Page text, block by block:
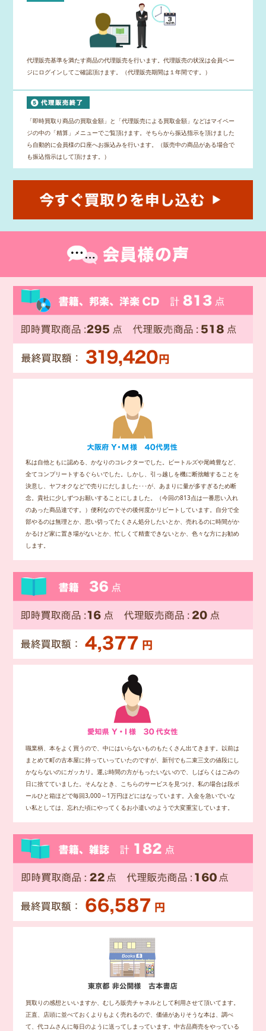
代理販売基準を満たす商品の代理販売を行います。代理販売の状況は会員ペー
ジにログインしてご確認頂けます。（代理販売期間は１年間です。）
「即時買取り商品の買取金額」と「代理販売による買取金額」などはマイペー
ジの中の「精算」メニューでご覧頂けます。そちらから振込指示を頂けました
ら自動的に会員様の口座へお振込みを行います。（販売中の商品がある場合で
も振込指示はして頂けます。）
私は自他ともに認める、かなりのコレクターでした。ビートルズや尾崎豊など、
全てコンプリートするぐらいでした。しかし、引っ越しを機に断捨離することを
決意し、ヤフオクなどで売りにだしました･･･が、あまりに量が多すぎるため断
念。貴社に少しずつお願いすることにしました。（今回の813点は一番思い入れ
のあった商品達です。）便利なのでその後何度かリピートしています。自分で全
部やるのは無理とか、思い切ってたくさん処分したいとか、売れるのに時間がか
かるけど家に置き場がないとか、忙しくて精査できないとか、色々な方にお勧め
します。
職業柄、本をよく買うので、中にはいらないものもたくさん出てきます。以前は
まとめて町の古本屋に持っていっていたのですが、新刊でも二束三文の値段にし
かならないのにガッカリ。運ぶ時間の方がもったいないので、しばらくはごみの
日に捨てていました。そんなとき、こちらのサービスを見つけ、私の場合は段ボ
ールひと箱ほどで毎回3,000～1万円ほどにはなっています。入金を急いでいな
い私としては、忘れた頃にやってくるお小遣いのようで大変重宝しています。
買取りの感想といいますか、むしろ販売チャネルとして利用させて頂いてます。
正直、店頭に並べておくよりもよく売れるので、価値がありそうな本は、調べ
て、代コムさんに毎日のように送ってしまっています。中古品商売をやっている